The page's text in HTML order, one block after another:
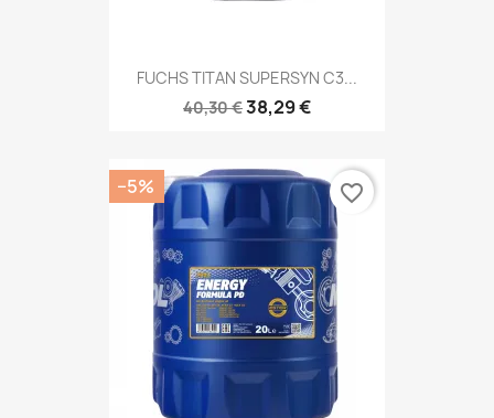
FUCHS TITAN SUPERSYN C3...
40,30 €38,29 €
−5% favorite_border